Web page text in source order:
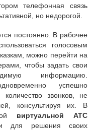
телефонная связь
но недорогой.
постоянно. В рабочее
голосовым
можно перейти на
чтобы задать свои
информацию.
успешно
звонков, не
консультируя их. В
виртуальной АТС
для решения своих